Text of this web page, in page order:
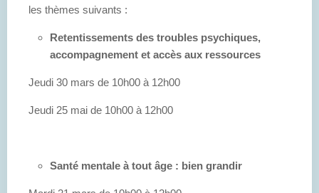
les thèmes suivants :
Retentissements des troubles psychiques,
accompagnement et accès aux ressources
Jeudi 30 mars de 10h00 à 12h00
Jeudi 25 mai de 10h00 à 12h00
Santé mentale à tout âge : bien grandir